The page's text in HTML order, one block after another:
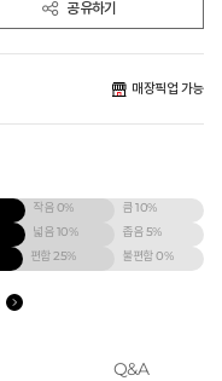
공유하기
매장픽업 가능
작음0% 큼10%
넓음10% 좁음5%
편함25% 불편함0%
Q&A